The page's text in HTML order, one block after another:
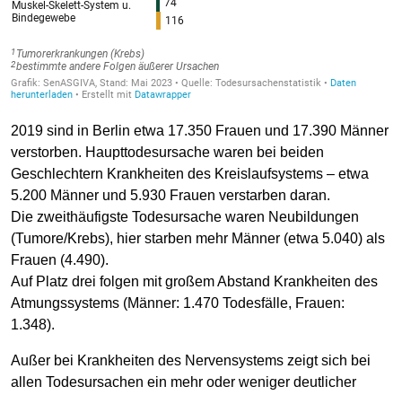
2019 sind in Berlin etwa 17.350 Frauen und 17.390 Männer
verstorben. Haupttodesursache waren bei beiden
Geschlechtern Krankheiten des Kreislaufsystems – etwa
5.200 Männer und 5.930 Frauen verstarben daran.
Die zweithäufigste Todesursache waren Neubildungen
(Tumore/Krebs), hier starben mehr Männer (etwa 5.040) als
Frauen (4.490).
Auf Platz drei folgen mit großem Abstand Krankheiten des
Atmungssystems (Männer: 1.470 Todesfälle, Frauen:
1.348).
Außer bei Krankheiten des Nervensystems zeigt sich bei
allen Todesursachen ein mehr oder weniger deutlicher